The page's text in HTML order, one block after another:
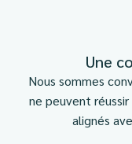
Une
Nous sommes
ne peuvent
alignés